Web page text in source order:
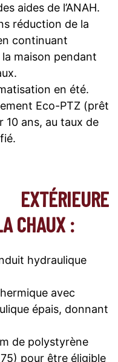
aides de l’ANAH.
réduction de la
continuant
la maison pendant
en été.
Eco-PTZ (prêt
10 ans, au taux de
CHAUX :
hydraulique
avec
épais, donnant
de polystyrène
pour être éligible